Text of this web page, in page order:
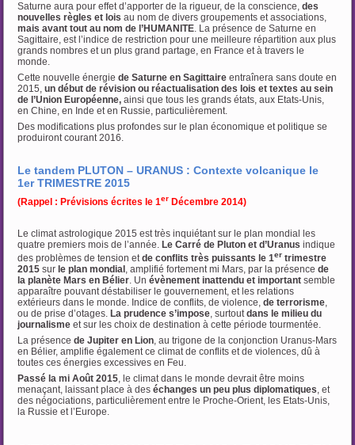
Saturne aura pour effet d’apporter de la rigueur, de la conscience,des
nouvelles règles et lois au nom de divers groupements et associations,
mais avant tout au nom de l’HUMANITE. La présence de Saturne en
Sagittaire, est l’indice de restriction pour une meilleure répartition aux plus
grands nombres et un plus grand partage, en France et à travers le
monde.
Cette nouvelle énergiede Saturne en Sagittaire entraînera sans doute en
2015,un début de révision ou réactualisation des lois et textes au sein
de l’Union Européenne, ainsi que tous les grands états, aux Etats-Unis,
en Chine, en Inde et en Russie, particulièrement.
Des modifications plus profondes sur le plan économique et politique se
produiront courant 2016.
Le tandem PLUTON – URANUS : Contexte volcanique le
1er TRIMESTRE 2015
(Rappel : Prévisions écrites le 1er Décembre 2014)
Le climat astrologique 2015 est très inquiétant sur le plan mondial les
quatre premiers mois de l’année. Le Carré de Pluton et d’Uranus indique
des problèmes de tension etde conflits très puissants le 1er trimestre
2015 sur le plan mondial , amplifié fortement mi Mars, par la présencede
la planète Mars en Bélier. Unévènement inattendu et important semble
apparaître pouvant déstabiliser le gouvernement, et les relations
extérieurs dans le monde. Indice de conflits, de violence,de terrorisme,
ou de prise d’otages. La prudence s’impose, surtoutdans le milieu du
journalisme et sur les choix de destination à cette période tourmentée.
La présencede Jupiter en Lion, au trigone de la conjonction Uranus-Mars
en Bélier, amplifie également ce climat de conflits et de violences, dû à
toutes ces énergies excessives en Feu.
Passé la mi Août 2015, le climat dans le monde devrait être moins
menaçant, laissant place à deséchanges un peu plus diplomatiques, et
des négociations, particulièrement entre le Proche-Orient, les Etats-Unis,
la Russie et l’Europe.